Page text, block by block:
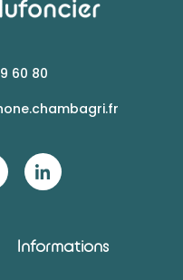
60 80
Informations